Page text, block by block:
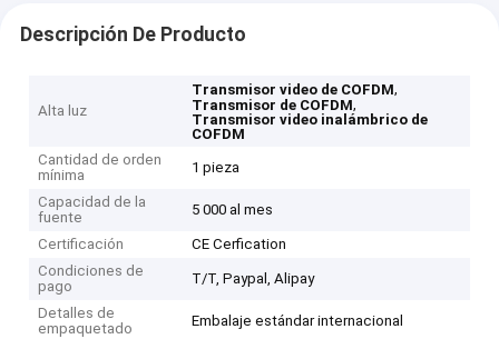
Descripción De Producto
Alta luz
Transmisor video de COFDM,
Transmisor de COFDM,
Transmisor video inalámbrico de
COFDM
Cantidad de orden
mínima
1 pieza
Capacidad de la
fuente
5 000 al mes
Certificación
CE Cerfication
Condiciones de
pago
T/T, Paypal, Alipay
Detalles de
empaquetado
Embalaje estándar internacional